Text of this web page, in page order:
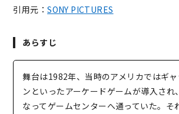
引用元：SONY PICTURES
あらすじ
舞台は1982年、当時のアメリカではギ
ンといったアーケードゲームが導入され
なってゲームセンターへ通っていた。そ